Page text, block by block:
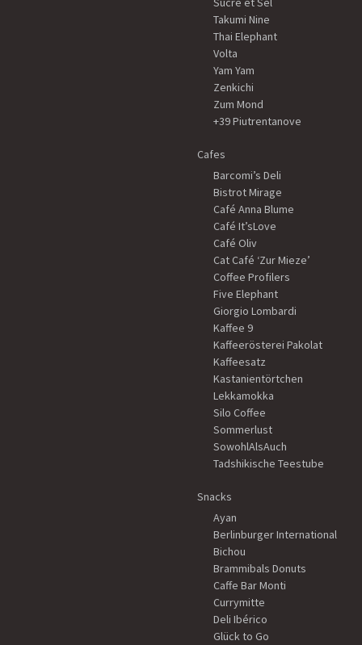
Takumi Nine
Thai Elephant
Volta
Yam Yam
Zenkichi
Zum Mond
+39 Piutrentanove
Cafes
Barcomi’s Deli
Bistrot Mirage
Café Anna Blume
Café It’sLove
Café Oliv
Cat Café ‘Zur Mieze’
Coffee Profilers
Five Elephant
Giorgio Lombardi
Kaffee 9
Kaffeerösterei Pakolat
Kaffeesatz
Kastanientörtchen
Lekkamokka
Silo Coffee
Sommerlust
SowohlAlsAuch
Tadshikische Teestube
Snacks
Ayan
Berlinburger International
Bichou
Brammibals Donuts
Caffe Bar Monti
Currymitte
Deli Ibérico
Glück to Go